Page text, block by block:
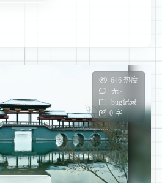
646 热度
无~
bug记录
0 字